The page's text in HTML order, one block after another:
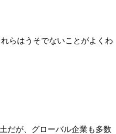
らはうそでないことがよくわ
だが、グローバル企業も多数